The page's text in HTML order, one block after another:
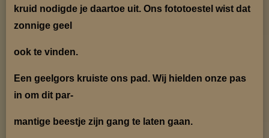
kruid nodigde je daartoe uit. Ons fototoestel wist dat
zonnige geel
ook te vinden.
Een geelgors kruiste ons pad. Wij hielden onze pas
in om dit par-
mantige beestje zijn gang te laten gaan.